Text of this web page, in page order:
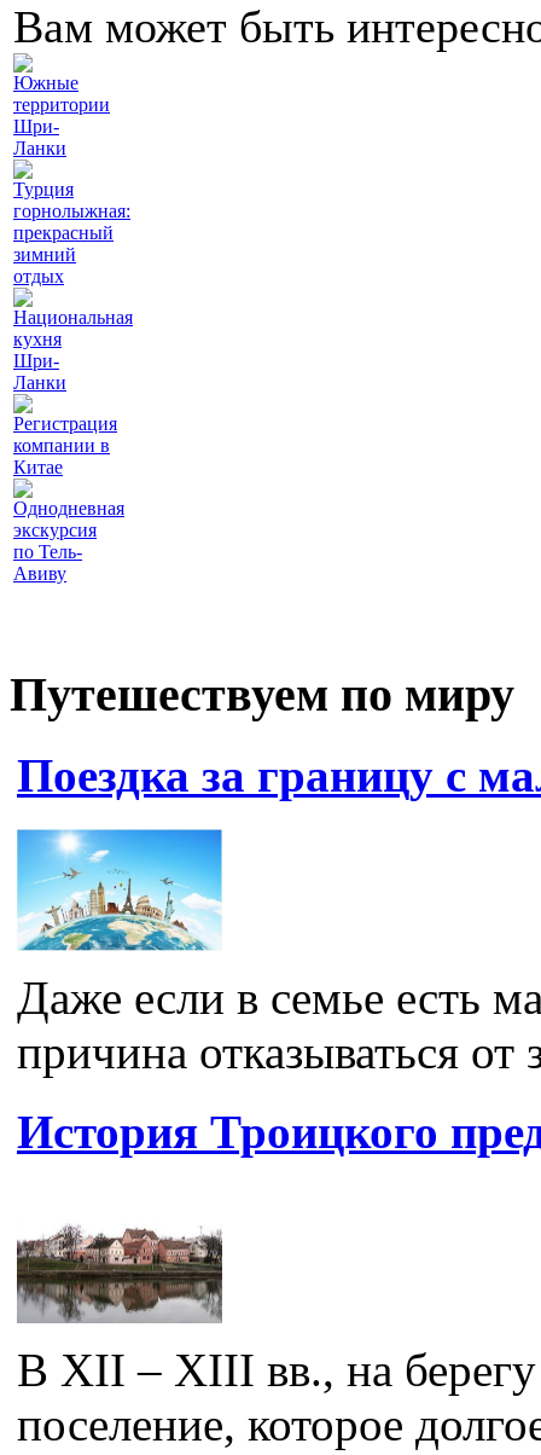
Вам может быть
Южные
территории
Шри-
Ланки
Турция
горнолыжная:
прекрасный
зимний
отдых
Национальная
кухня
Шри-
Ланки
Регистрация
компании в
Китае
Однодневная
экскурсия
по Тель-
Авиву
Путешествуем по миру
Поездка за границу с
Даже если в семье есть
причина отказываться
История Троицкого
В XII – XIII вв., на
поселение, которое